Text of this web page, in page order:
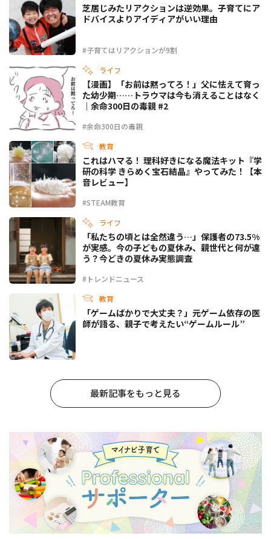
#子育てはリアクションが9割
芝居じみたリアクションは逆効果。子育てにア
ドバイスよりアイディアがいい理由
ライフ
#余命300日の毒親
【漫画】「お前は黙ってろ！」父に怯えて育っ
た幼少期……トラウマは今も消えることはなく
｜余命300日の毒親 #2
教育
#STEAM教育
これはハマる！ 理科好きになる魔法キット『学
研の科学 きらめく宝石結晶』やってみた！【本
音レビュー】
ライフ
#トレンドニュース
「私たちの頃とは全然違う…」保護者の73.5%
が実感。今の子どもの夏休み、親世代と何が違
う？今どきの夏休み実態調査
教育
「ゲームばかりで大丈夫？」元ゲーム依存の医
師が語る、親子で考えたい“ゲームルール”
最新記事をもっと見る